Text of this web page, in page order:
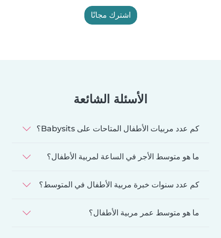
اشترك مجانًا
الأسئلة الشائعة
كم عدد مربيات الأطفال المتاحات على Babysits؟
ما هو متوسط الأجر في الساعة لمربية الأطفال؟
كم عدد سنوات خبرة مربية الأطفال في المتوسط؟
ما هو متوسط عمر مربية الأطفال؟